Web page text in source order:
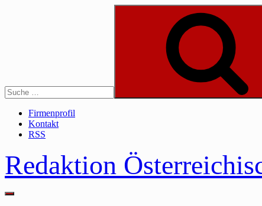
Suche
Firmenprofil
Kontakt
RSS
Redaktion
Main